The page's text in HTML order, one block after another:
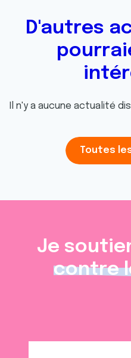
D'autres
Il n'y a aucune actualité
Toutes
Je
contre